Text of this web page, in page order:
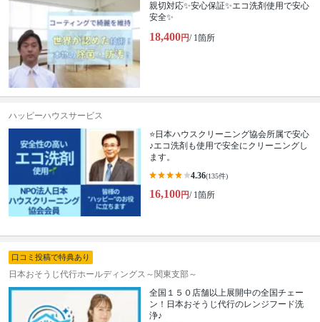
親切対応✨安心保証✨エコ洗剤使用で安心
安全✨
18,400円/ 1箇所
ハッピーハウスサービス
⭐️日本ハウスクリーニング協会所属で安心
♪エコ洗剤も使用で安全にクリーニングし
ます。
4.36(135件)
16,100円/ 1箇所
口コミ投稿で特典あり
日本おそうじ代行ホールディングス～関東支部～
全国１５０店舗以上展開中の全国チェー
ン！日本おそうじ代行のレンジフード洗
浄♪